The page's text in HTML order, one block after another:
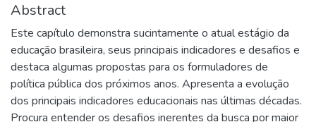
Abstract
Este capítulo demonstra sucintamente o atual estágio da
educação brasileira, seus principais indicadores e desafios e
destaca algumas propostas para os formuladores de
política pública dos próximos anos. Apresenta a evolução
dos principais indicadores educacionais nas últimas décadas.
Procura entender os desafios inerentes da busca por maior